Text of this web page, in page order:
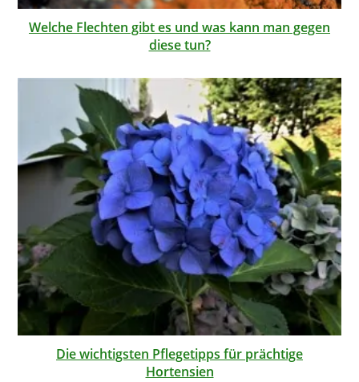
Welche Flechten gibt es und was kann man gegen
diese tun?
Die wichtigsten Pflegetipps für prächtige
Hortensien